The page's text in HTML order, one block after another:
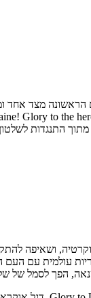
בשנים 1917-1921,
התנגדות
כשהפך לסמל של
עולמית עם
הפך לסמל של